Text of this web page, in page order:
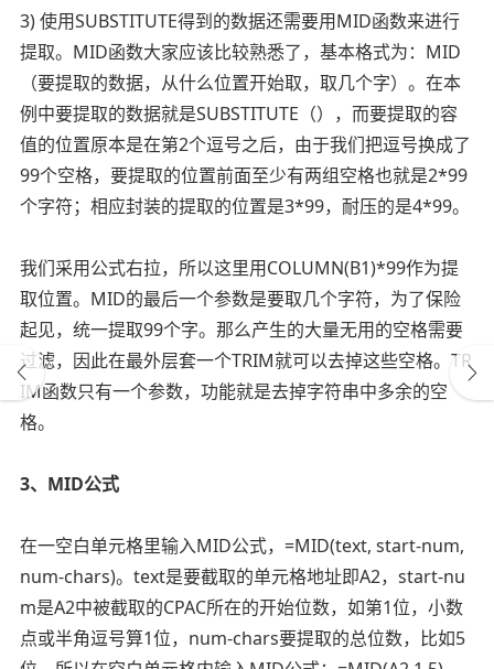
3) 使用SUBSTITUTE得到的数据还需要用MID函数来进行
提取。MID函数大家应该比较熟悉了，基本格式为：MID
（要提取的数据，从什么位置开始取，取几个字）。在本
例中要提取的数据就是SUBSTITUTE（），而要提取的容
值的位置原本是在第2个逗号之后，由于我们把逗号换成了
99个空格，要提取的位置前面至少有两组空格也就是2*99
个字符；相应封装的提取的位置是3*99，耐压的是4*99。
我们采用公式右拉，所以这里用COLUMN(B1)*99作为提
取位置。MID的最后一个参数是要取几个字符，为了保险
起见，统一提取99个字。那么产生的大量无用的空格需要
过滤，因此在最外层套一个TRIM就可以去掉这些空格。TR
IM函数只有一个参数，功能就是去掉字符串中多余的空
格。
3、MID公式
在一空白单元格里输入MID公式，=MID(text, start-num,
num-chars)。text是要截取的单元格地址即A2，start-nu
m是A2中被截取的CPAC所在的开始位数，如第1位，小数
点或半角逗号算1位，num-chars要提取的总位数，比如5